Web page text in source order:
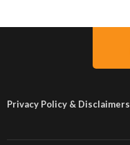
Privacy Policy & Disclaimers